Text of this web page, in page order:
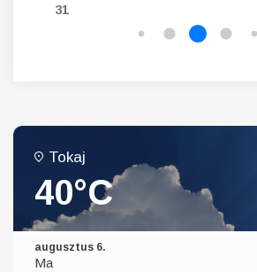
31
Tokaj
40°C
augusztus 6.
Ma